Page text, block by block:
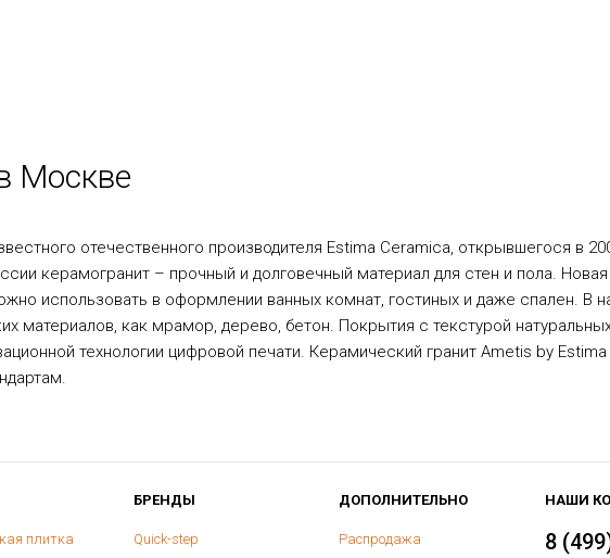
Москве
отечественного производителя Estima Ceramica, открывшегося в
керамогранит – прочный и долговечный материал для стен и пола.
использовать в оформлении ванных комнат, гостиных и даже спален. В
материалов, как мрамор, дерево, бетон. Покрытия с текстурой
технологии цифровой печати. Керамический гранит Ametis by
плитка
БРЕНДЫ
Quick-step
ДОПОЛНИТЕЛЬНО
Распродажа
НАШИ
8